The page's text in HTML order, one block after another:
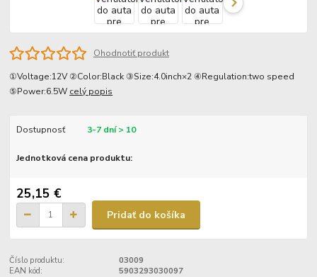
Ohodnotiť produkt
①Voltage:12V ②Color:Black ③Size:4.0inch×2 ④Regulation:two speed
⑤Power:6.5W celý popis
Dostupnosť 3-7 dní > 10
Jednotková cena produktu:
25,15 €
Pridať do košíka
Číslo produktu:
03009
EAN kód:
5903293030097